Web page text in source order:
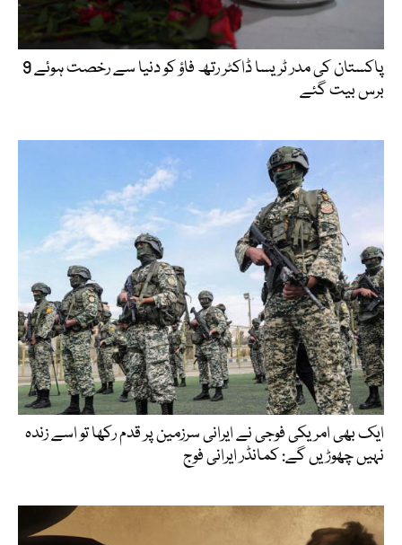
پاکستان کی مدر ٹریسا ڈاکٹر رتھ فاؤ کو دنیا سے رخصت ہوئے 9
برس بیت گئے
ایک بھی امریکی فوجی نے ایرانی سرزمین پر قدم رکھا تو اسے زندہ
نہیں چھوڑیں گے: کمانڈر ایرانی فوج